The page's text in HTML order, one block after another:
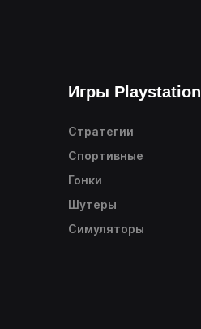
Игры Playstation
Стратегии
Спортивные
Гонки
Шутеры
Симуляторы